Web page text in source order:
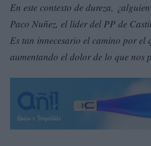
En este contexto de dureza,
Paco Nuñez, el líder del PP de
Es tan innecesario el camino por el
aumentando el dolor de lo que nos